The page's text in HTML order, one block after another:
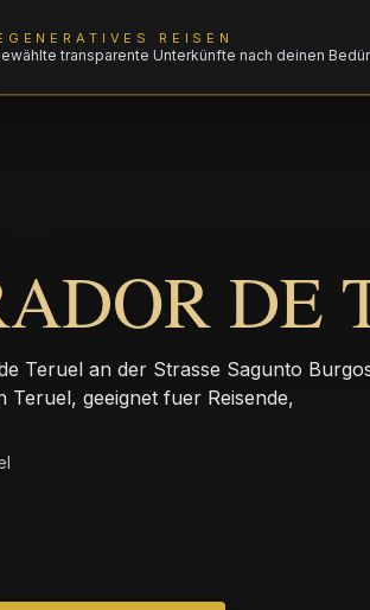
REISEN
transparente Unterkünfte nach deinen
DE
Teruel an der Strasse Sagunto
Teruel, geeignet fuer Reisende,